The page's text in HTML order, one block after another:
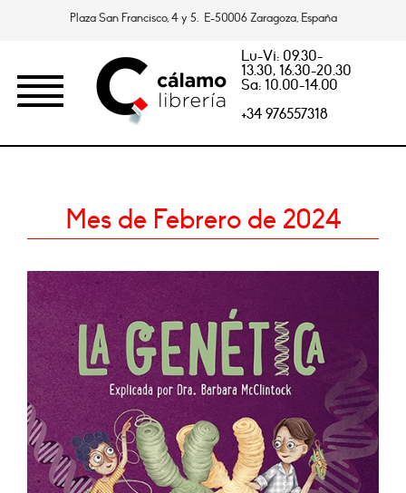
Plaza San Francisco, 4 y 5. E-50006 Zaragoza, España
Lu-Vi: 09.30-
13.30, 16.30-20.30
Sa: 10.00-14.00
+34 976557318
Mes de Febrero de 2024